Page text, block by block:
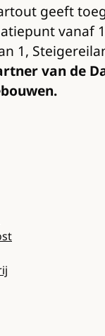
geeft
vanaf
1,
van de